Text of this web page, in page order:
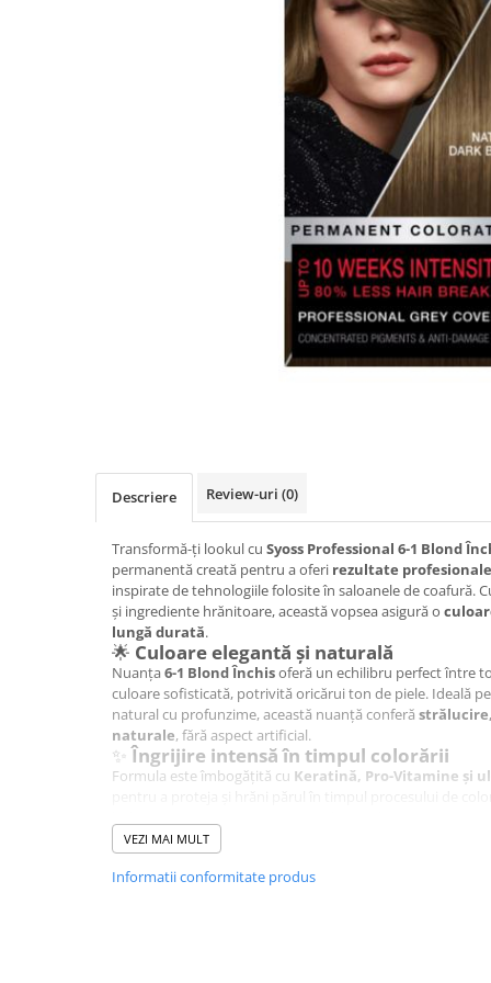
Hrana Umeda
Hrana Uscata
Hrana Umeda
Hrana Uscata
Ingrijire Animale
Accesorii Ingrijire Copii
Descriere Review-uri (0)
Transformă-ți lookul cu Syoss Professional 6-1 Blond
permanentă creată pentru a oferi rezultate
inspirate de tehnologiile folosite în saloanele de coafură.
și ingrediente hrănitoare, această vopsea asigură o
lungă durată.
🌟 Culoare elegantă și naturală
Nuanța6-1 Blond Închisoferă un echilibru perfect între
culoare sofisticată, potrivită oricărui ton de piele. Ideală
natural cu profunzime, această nuanță conferă
naturale, fără aspect artificial.
✨Îngrijire intensă în timpul colorării
Formula este îmbogățită cu Keratină, Pro-Vitamine și
💯Beneficii principale:
Blond închis natural, cu tonuri reci și reflexe elegante;
Acoperire completă a firelor albe;
VEZI MAI MULT
Informatii conformitate produs